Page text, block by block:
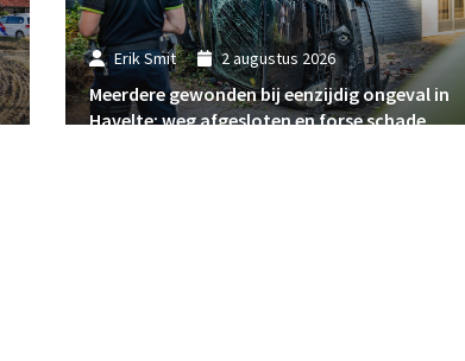
Erik Smit 2 augustus 2026
Meerdere gewonden bij eenzijdig ongeval in
Havelte: weg afgesloten en forse schade